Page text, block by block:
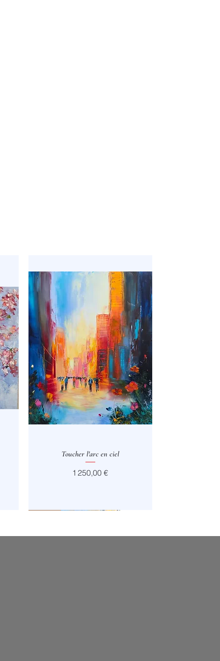
Aperçu rapide
Toucher l'arc en ciel
Prix
1 250,00 €